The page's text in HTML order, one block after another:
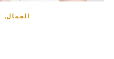
الجمال,